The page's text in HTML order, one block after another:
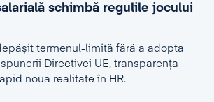
schimbă regulile jocului
termenul-limită fără a adopta
Directivei UE, transparența
noua realitate în HR.